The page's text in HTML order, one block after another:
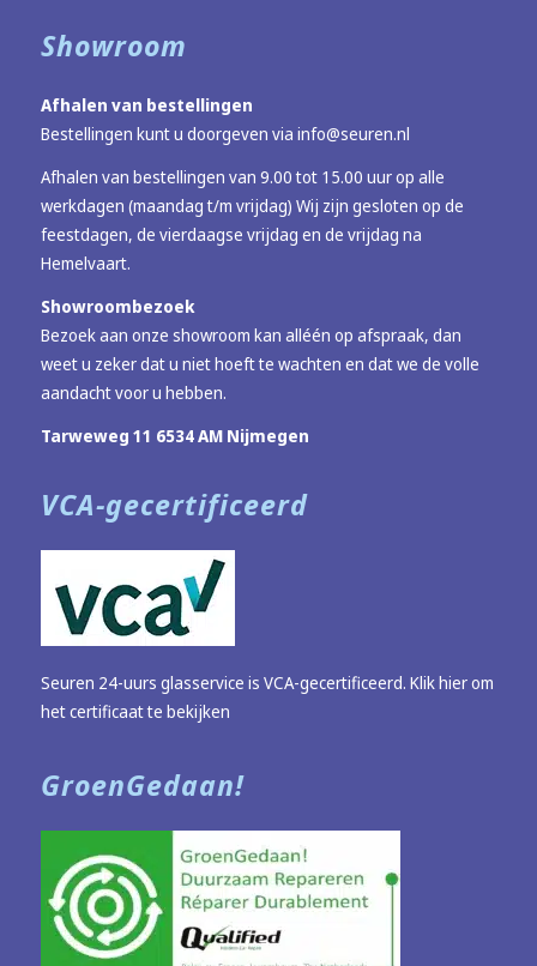
Showroom
Afhalen van bestellingen
Bestellingen kunt u doorgeven via info@seuren.nl
Afhalen van bestellingen van 9.00 tot 15.00 uur op alle
werkdagen (maandag t/m vrijdag) Wij zijn gesloten op de
feestdagen, de vierdaagse vrijdag en de vrijdag na
Hemelvaart.
Showroombezoek
Bezoek aan onze showroom kan alléén op afspraak, dan
weet u zeker dat u niet hoeft te wachten en dat we de volle
aandacht voor u hebben.
Tarweweg 11 6534 AM Nijmegen
VCA-gecertificeerd
Seuren 24-uurs glasservice is VCA-gecertificeerd. Klik hier om
het certificaat te bekijken
GroenGedaan!